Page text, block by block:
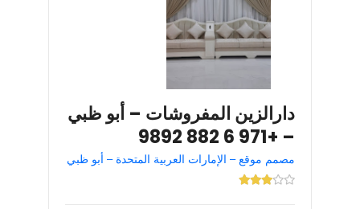
دارالزين المفروشات – أبو ظبي
– +971 6 882 9892
مصمم موقع – الإمارات العربية المتحدة – أبو ظبي